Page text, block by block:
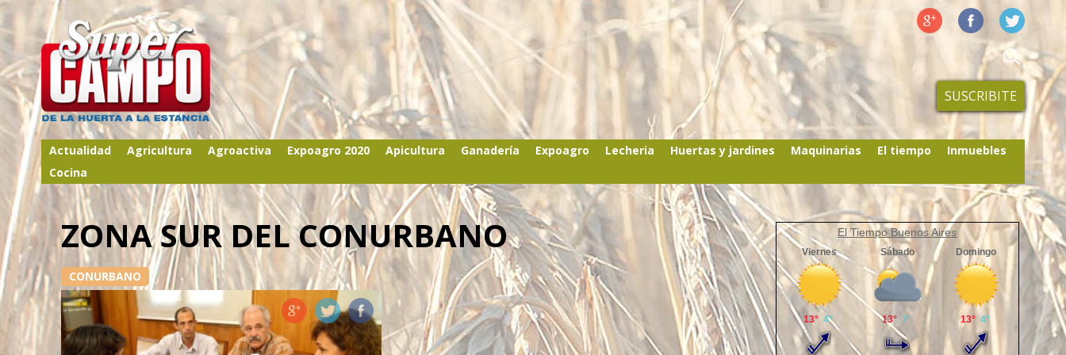
SUSCRIBITE
Actualidad Agricultura Agroactiva Expoagro 2020 Apicultura Ganadería Expoagro Lecheria Huertas y jardines Maquinarias El tiempo
Inmuebles
Cocina
ZONA SUR DEL CONURBANO
CONURBANO
El Tiempo Buenos Aires